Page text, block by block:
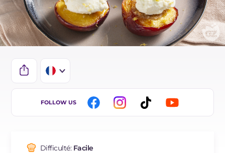
IT
ES
FOLLOW US
Difficulté: Facile